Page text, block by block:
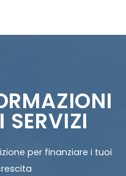
SERVIZI
per finanziare i tuoi